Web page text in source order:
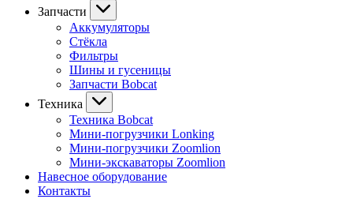
Запчасти
Аккумуляторы
Стёкла
Фильтры
Шины и гусеницы
Запчасти Bobcat
Техника
Техника Bobcat
Мини-погрузчики Lonking
Мини-погрузчики Zoomlion
Мини-экскаваторы Zoomlion
Навесное оборудование
Контакты